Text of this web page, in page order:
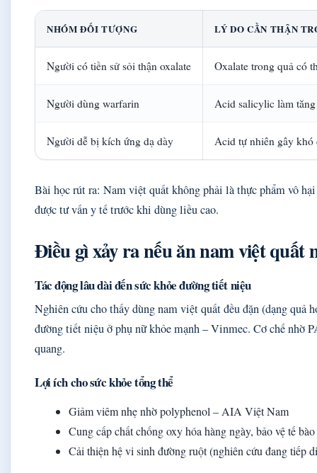
NHÓM ĐỐI TƯỢNG LÝ DO CẦN THẬN
Người có tiền sử sỏi thận oxalate Oxalate trong quả có
Người dùng warfarin Acid salicylic làm
Người dễ bị kích ứng dạ dày Acid tự nhiên gây khó
Bài học rút ra: Nam việt quất không phải là thực phẩm vô
được tư vấn y tế trước khi dùng liều cao.
Điều gì xảy ra nếu ăn nam việt quất
Tác động lâu dài đến sức khỏe đường tiết niệu
Nghiên cứu cho thấy dùng nam việt quất đều đặn (dạng quả
đường tiết niệu ở phụ nữ khỏe mạnh – Vinmec. Cơ chế nhờ
quang.
Lợi ích cho sức khỏe tổng thể
Giảm viêm nhẹ nhờ polyphenol – AIA Việt Nam
Cung cấp chất chống oxy hóa hàng ngày, bảo vệ tế
Cải thiện hệ vi sinh đường ruột (nghiên cứu đang tiếp